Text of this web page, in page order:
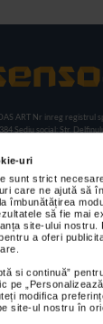
uri
sunt strict
care ne ajută să
îmbunătățirea
să fie mai
site-ului nostru.
a oferi
si continuă”
pe
modifica
site-ul nostru în
ART Nr inreg registrul
Sediu social: Str.
VIZUALIZATE
CLIPA